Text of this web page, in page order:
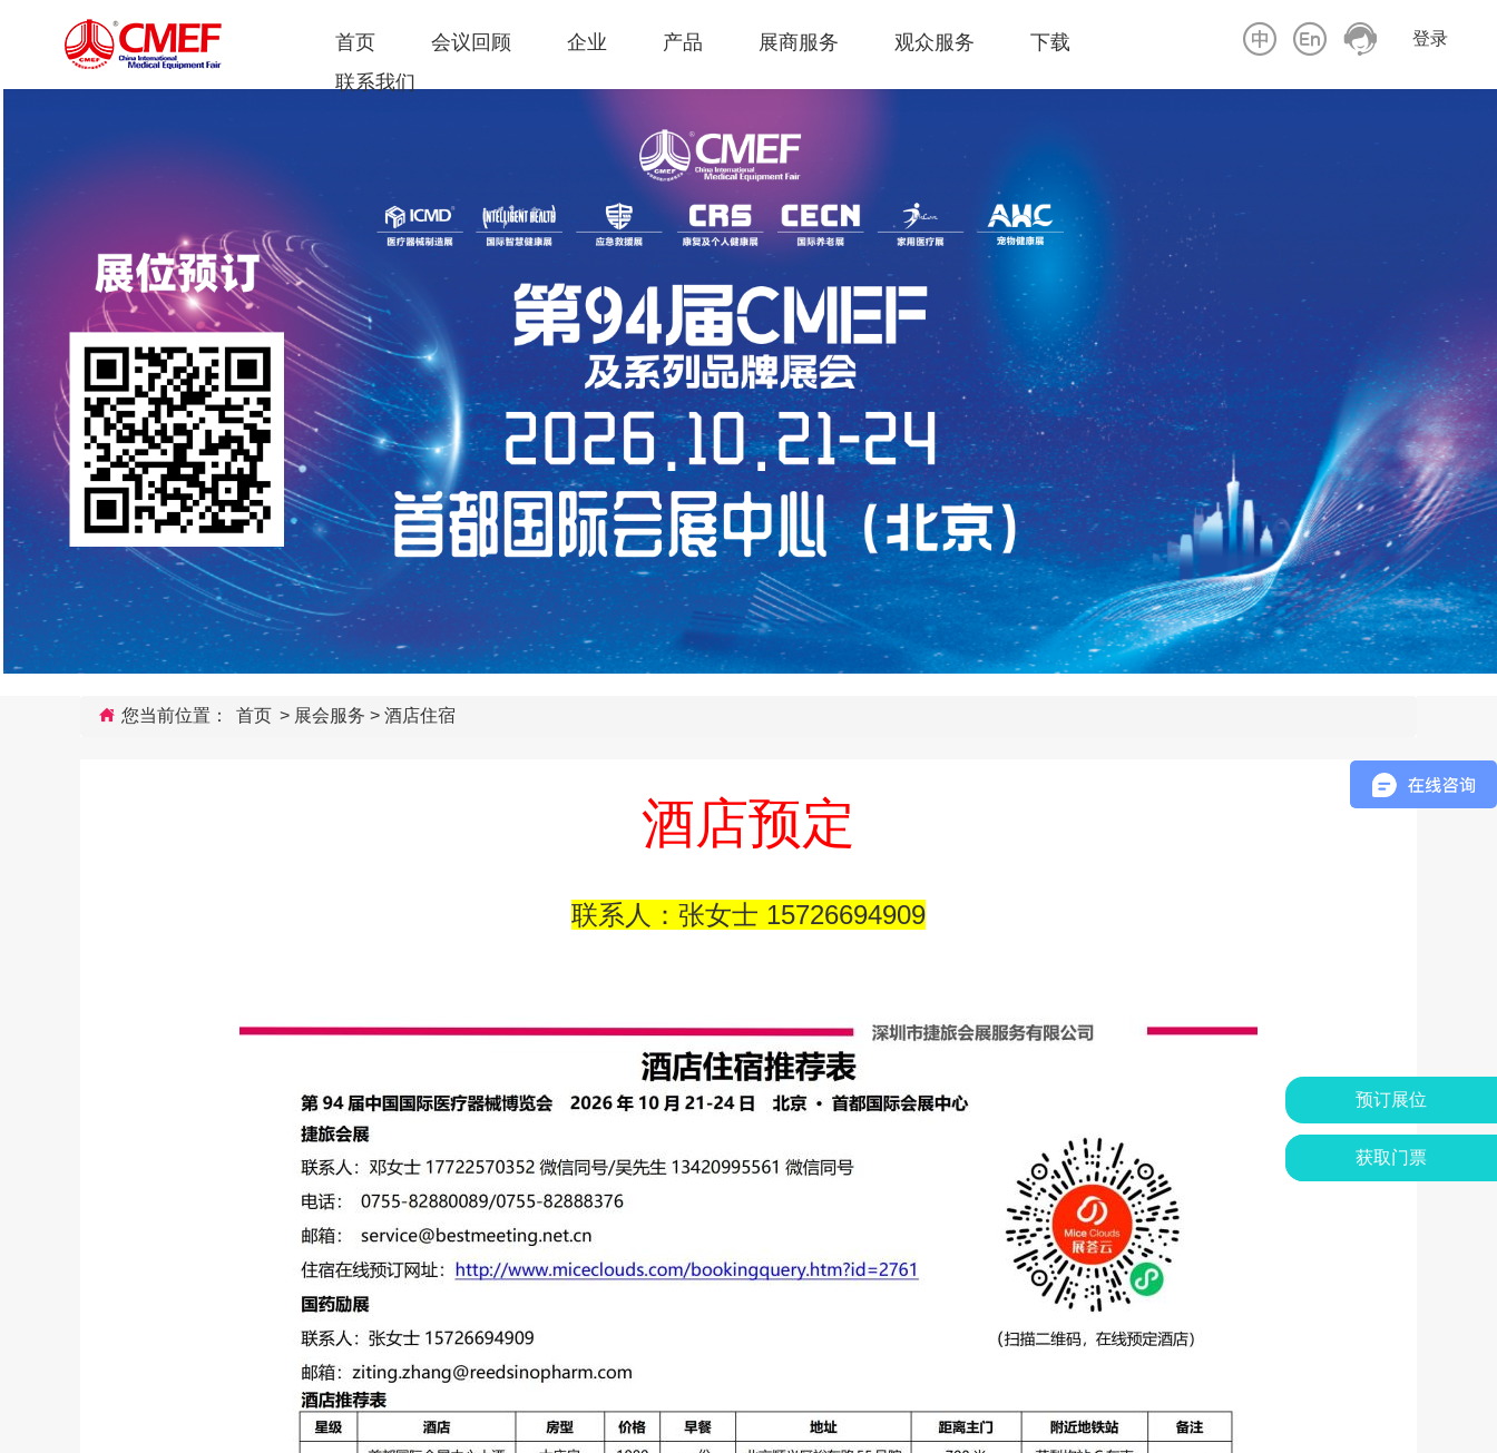
预订展位
获取门票
首页 会议回顾 企业 产品 展商服务 观众服务
下载
联系我们
登录
您当前位置： 首页 > 展会服务 > 酒店住宿
酒店预定
联系人：张女士 15726694909